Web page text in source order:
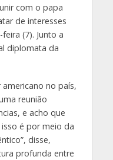
com o papa
de interesses
(7). Junto a
diplomata da
no país,
reunião
e acho que
é por meio da
disse,
profunda entre